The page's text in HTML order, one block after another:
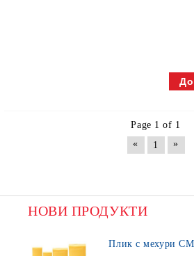
Page 1 of 1
«
1 »
НОВИ ПРОДУКТИ